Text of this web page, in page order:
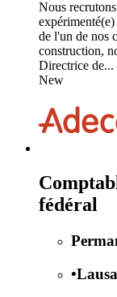
Nous
de l'un de nos
construction,
Directrice de...
New
fédéral
•